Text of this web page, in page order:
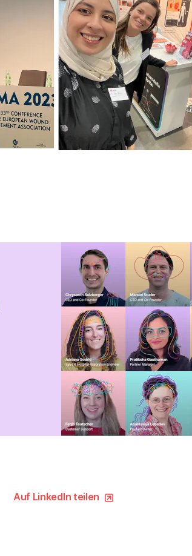
Auf LinkedIn teilen